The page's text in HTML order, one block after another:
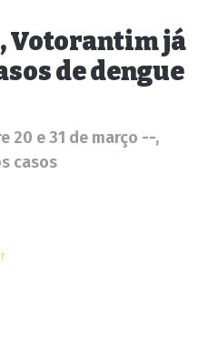
Votorantim já
de dengue
20 e 31 de março --,
casos